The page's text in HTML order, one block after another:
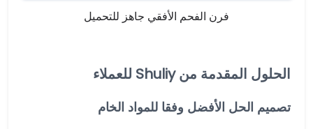
فرن الفحم الأفقي جاهز للتحميل
الحلول المقدمة من Shuliy للعملاء
تصميم الحل الأفضل وفقا للمواد الخام